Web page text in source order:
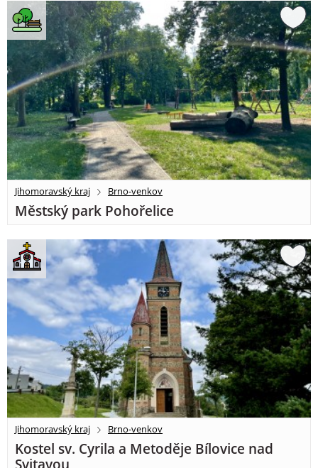
Jihomoravský kraj Brno-venkov
Městský park Pohořelice
Jihomoravský kraj Brno-venkov
Kostel sv. Cyrila a Metoděje Bílovice nad